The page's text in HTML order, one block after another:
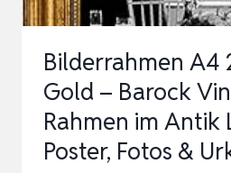
MIT
TISCH…
Bilderrahmen A4
Gold – Barock
Rahmen im Antik
Poster, Fotos &